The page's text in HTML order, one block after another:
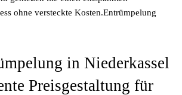
ohne versteckte Kosten.Entrümpelung
in Niederkassel
Preisgestaltung für